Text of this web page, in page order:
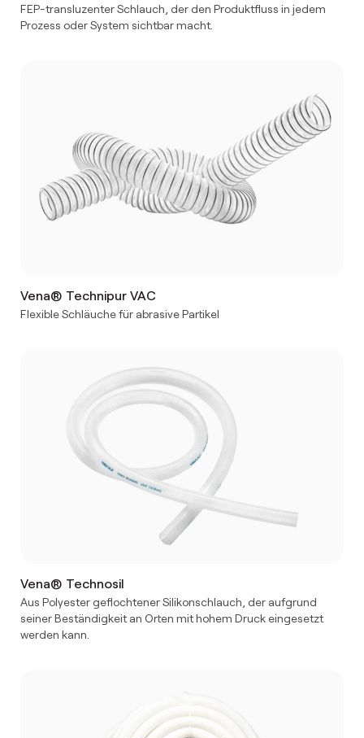
FEP-transluzenter Schlauch, der den Produktfluss in jedem
Prozess oder System sichtbar macht.
Vena® Technipur VAC
Flexible Schläuche für abrasive Partikel
Vena® Technosil
Aus Polyester geflochtener Silikonschlauch, der aufgrund
seiner Beständigkeit an Orten mit hohem Druck eingesetzt
werden kann.